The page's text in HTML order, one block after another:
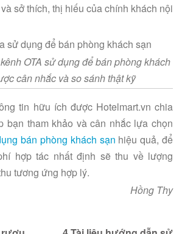
sở thích, thị hiếu của chính khách nội
OTA sử dụng để bán phòng khách
cân nhắc và so sánh thật kỹ
tin hữu ích được Hotelmart.vn chia
bạn tham khảo và cân nhắc lựa chọn
bán phòng khách sạn hiệu quả, để
hợp tác nhất định sẽ thu về lượng
tương ứng hợp lý.
Hồng Thy